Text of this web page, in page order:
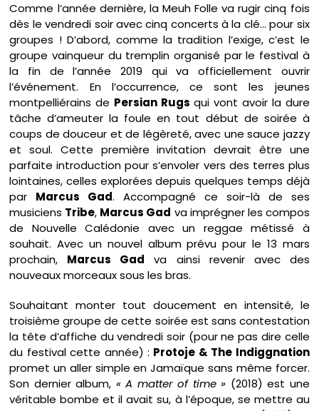
Comme l’année dernière, la Meuh Folle va rugir cinq fois
dès le vendredi soir avec cinq concerts à la clé… pour six
groupes ! D’abord, comme la tradition l’exige, c’est le
groupe vainqueur du tremplin organisé par le festival à
la fin de l’année 2019 qui va officiellement ouvrir
l’événement. En l’occurrence, ce sont les jeunes
montpelliérains de Persian Rugs qui vont avoir la dure
tâche d’ameuter la foule en tout début de soirée à
coups de douceur et de légèreté, avec une sauce jazzy
et soul. Cette première invitation devrait être une
parfaite introduction pour s’envoler vers des terres plus
lointaines, celles explorées depuis quelques temps déjà
par Marcus Gad. Accompagné ce soir-là de ses
musiciens Tribe, Marcus Gad va imprégner les compos
de Nouvelle Calédonie avec un reggae métissé à
souhait. Avec un nouvel album prévu pour le 13 mars
prochain, Marcus Gad va ainsi revenir avec des
nouveaux morceaux sous les bras.
Souhaitant monter tout doucement en intensité, le
troisième groupe de cette soirée est sans contestation
la tête d’affiche du vendredi soir (pour ne pas dire celle
du festival cette année) : Protoje & The Indiggnation
promet un aller simple en Jamaïque sans même forcer.
Son dernier album, « A matter of time » (2018) est une
véritable bombe et il avait su, à l’époque, se mettre au